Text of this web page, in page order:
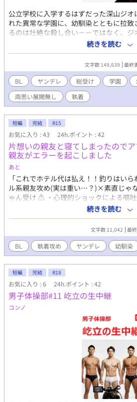
公立学校に入学するはずだった深山ジオ
れた異常な学園に、幼馴染とともに拉致
るのは壮絶な殺し合い－－ではなく、
いく高校生たちの惨劇。 ジオは同性に
ことにも疎い。少女のような顔をして
うやって狂気を切り抜け、この学園を
ぬ。シリアス多め。登場キャラは性格
す。 30数話から本格的にヤンデレ作品
で書いているので、非公開にする可能
にも掲載
続きを読む
文字数 149,639 最終
BL ヤンデレ 総受け 学園
両思い展開無し
執着
短編 完結 R15
お気に入り : 43 24h.ポイント : 42
片想いの親友と寝てしまったのでア
親友がエラーを起こしました
あと
「これでホテル代は払え！！釣りはい
ル系親友攻め(実は重い…？)×素直じゃ
ゃん受け ⚠️ ・心理的ショックによる嘔
構わない執着描写あり ・官能的表現(深
ですが、人によってはメリバ ・何でも
いが、執着という狂気に変わる瞬間を
で、一度下げましたが、再投稿しました
親友でおる攻めに片想いしている受け。
だと思ってたので、告白はできていなか
しまった。なんなら初体験だったのに、
は、アプリに相談したところ、自分を抱
るのではと言われる。素直じゃない受
かに…？ 攻め:加賀拓海 受け:瀬川利人 ・
ロフィール／裏設定／後日談など)
https://ato1125.fanbox.cc/ ・アンケー
要）(約3〜5分程度)
https://docs.google.com/forms/d/
ZI1v3mG69QZFaI/viewform ・マシュマ
https://marshmallow-qa.com/
※誤字脱字・表現の修正はサイレントで
※タグは定期的に整理します。 ※批判
続きを読む
文字数 11,042 最
BL 執着攻め ヤンデレ 幼馴染
短編 完結 R18
お気に入り : 6 24h.ポイント : 42
男子体操部#11 屹立の生中継
コンノ